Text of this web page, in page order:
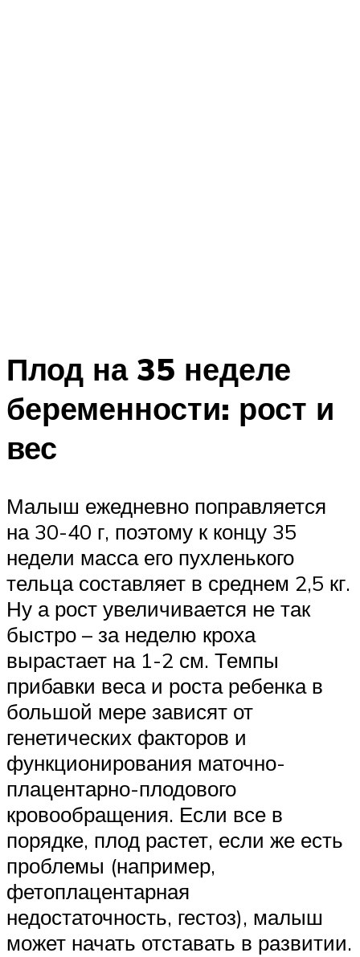
Плод на 35 неделе
беременности: рост и
вес
Малыш ежедневно поправляется
на 30-40 г, поэтому к концу 35
недели масса его пухленького
тельца составляет в среднем 2,5 кг.
Ну а рост увеличивается не так
быстро – за неделю кроха
вырастает на 1-2 см. Темпы
прибавки веса и роста ребенка в
большой мере зависят от
генетических факторов и
функционирования маточно-
плацентарно-плодового
кровообращения. Если все в
порядке, плод растет, если же есть
проблемы (например,
фетоплацентарная
недостаточность, гестоз), малыш
может начать отставать в развитии.